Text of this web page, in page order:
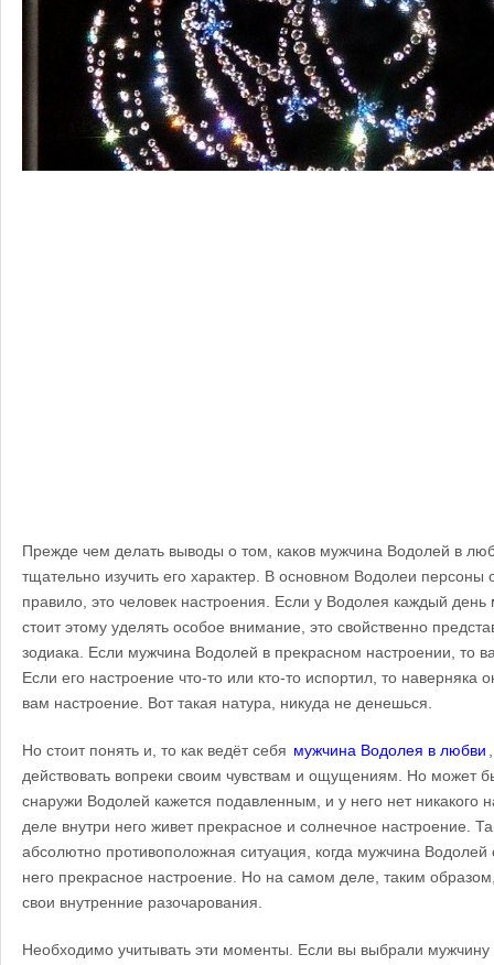
Прежде чем делать выводы о том, каков мужчина Водолей в
тщательно изучить его характер. В основном Водолеи персоны
правило, это человек настроения. Если у Водолея каждый
стоит этому уделять особое внимание, это свойственно
зодиака. Если мужчина Водолей в прекрасном настроении, то
Если его настроение что-то или кто-то испортил, то наверняка
вам настроение. Вот такая натура, никуда не денешься.
Но стоит понять и, то как ведёт себя мужчина Водолея в любви
действовать вопреки своим чувствам и ощущениям. Но может
снаружи Водолей кажется подавленным, и у него нет никакого
деле внутри него живет прекрасное и солнечное настроение.
абсолютно противоположная ситуация, когда мужчина Водолей
него прекрасное настроение. Но на самом деле, таким
свои внутренние разочарования.
Необходимо учитывать эти моменты. Если вы выбрали мужчину